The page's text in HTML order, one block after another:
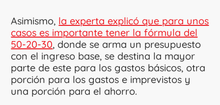
Asimismo, la experta explicó que para unos
casos es importante tener la fórmula del
50-20-30, donde se arma un presupuesto
con el ingreso base, se destina la mayor
parte de este para los gastos básicos, otra
porción para los gastos e imprevistos y
una porción para el ahorro.